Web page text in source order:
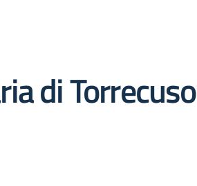
di Torrecuso